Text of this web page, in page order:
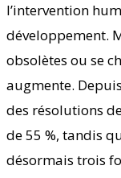
l’intervention
développement.
obsolètes ou se
augmente.
des résolutions
de 55 %, tandis
désormais trois